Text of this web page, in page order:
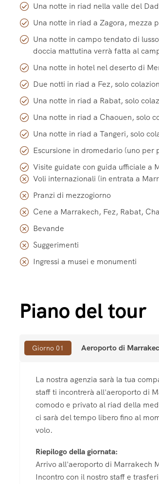
Una notte in riad nella valle del
Una notte in riad a Zagora, mezza
Una notte in campo tendato di
doccia mattutina verrà fatta al
Una notte in hotel nel deserto di
Due notti in riad a Fez, solo
Una notte in riad a Rabat, solo
Una notte in riad a Chaouen, solo
Una notte in riad a Tangeri, solo
Escursione in dromedario (uno
Visite guidate con guida ufficiale a
Voli internazionali (in entrata a
Pranzi di mezzogiorno
Cene a Marrakech, Fez, Rabat,
Bevande
Suggerimenti
Ingressi a musei e monumenti
Piano del tour
Giorno 01 Aeroporto di
La nostra agenzia sarà la tua
staff ti incontrerà all'aeroporto di
comodo e privato al riad della
ci sarà del tempo libero fino al
volo.
Riepilogo della giornata:
Arrivo all'aeroporto di Marrakech
Incontro con il nostro staff e